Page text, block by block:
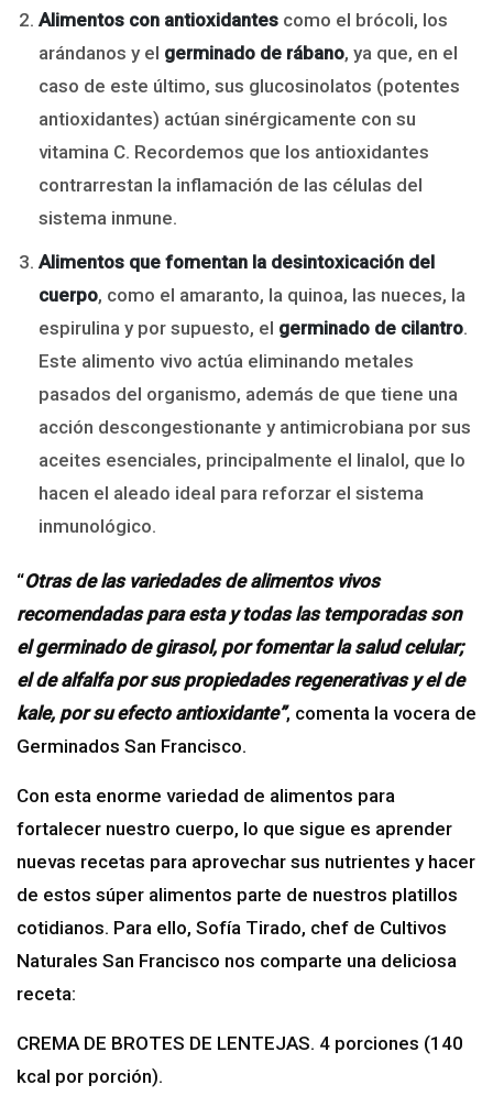
Alimentos con antioxidantes como el brócoli, los
arándanos y el germinado de rábano, ya que, en el
caso de este último, sus glucosinolatos (potentes
antioxidantes) actúan sinérgicamente con su
vitamina C. Recordemos que los antioxidantes
contrarrestan la inflamación de las células del
sistema inmune.
Alimentos que fomentan la desintoxicación del
cuerpo, como el amaranto, la quinoa, las nueces, la
espirulina y por supuesto, el germinado de cilantro.
Este alimento vivo actúa eliminando metales
pasados del organismo, además de que tiene una
acción descongestionante y antimicrobiana por sus
aceites esenciales, principalmente el linalol, que lo
hacen el aleado ideal para reforzar el sistema
inmunológico.
“Otras de las variedades de alimentos vivos
recomendadas para esta y todas las temporadas son
el germinado de girasol, por fomentar la salud celular;
el de alfalfa por sus propiedades regenerativas y el de
kale, por su efecto antioxidante”, comenta la vocera de
Germinados San Francisco.
Con esta enorme variedad de alimentos para
fortalecer nuestro cuerpo, lo que sigue es aprender
nuevas recetas para aprovechar sus nutrientes y hacer
de estos súper alimentos parte de nuestros platillos
cotidianos. Para ello, Sofía Tirado, chef de Cultivos
Naturales San Francisco nos comparte una deliciosa
receta:
CREMA DE BROTES DE LENTEJAS. 4 porciones (140
kcal por porción).